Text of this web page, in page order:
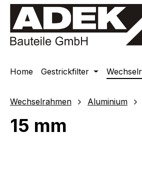
Zur Hauptnavigation
Home Gestrickfilter
Wechselrahmen Aluminium
15 mm